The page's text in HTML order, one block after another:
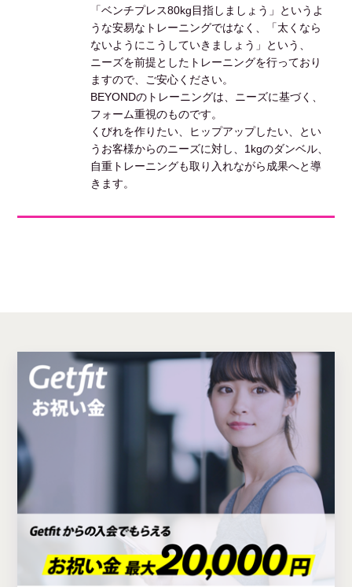
「ベンチプレス80kg目指しましょう」というよ
うな安易なトレーニングではなく、「太くなら
ないようにこうしていきましょう」という、
ニーズを前提としたトレーニングを行っており
ますので、ご安心ください。
BEYONDのトレーニングは、ニーズに基づく、
フォーム重視のものです。
くびれを作りたい、ヒップアップしたい、とい
うお客様からのニーズに対し、1kgのダンベル、
自重トレーニングも取り入れながら成果へと導
きます。